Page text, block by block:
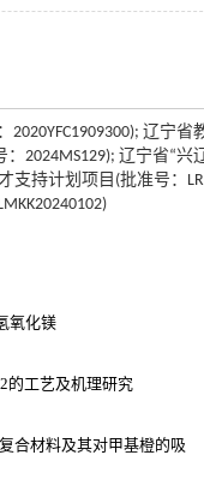
辽宁
2024MS129); 辽宁省“
支持计划项目(批准号：